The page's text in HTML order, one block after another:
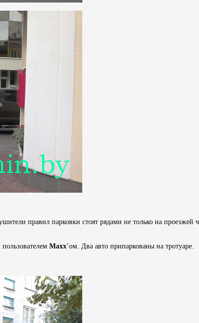
правил парковки стоят рядами не только на проезжей
Maxx’ом. Два авто припаркованы на тротуаре.